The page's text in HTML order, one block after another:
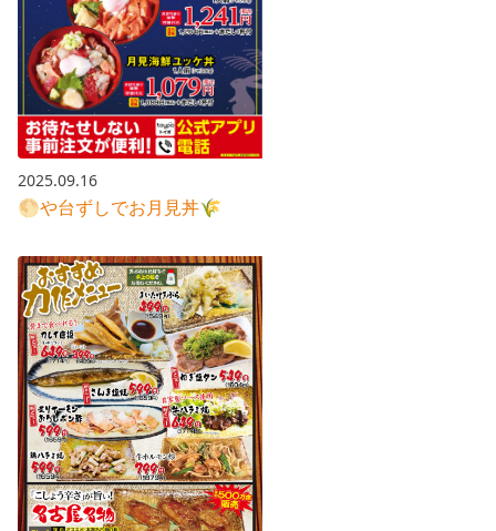
2025.09.16
🌕や台ずしでお月見丼🌾